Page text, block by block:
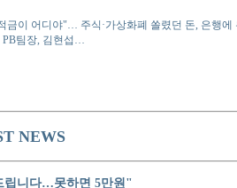
금이 어디야"… 주식·가상화폐 쏠렸던 돈, 은행
PB팀장, 김현섭…
NEWS
립니다…못하면 5만원"